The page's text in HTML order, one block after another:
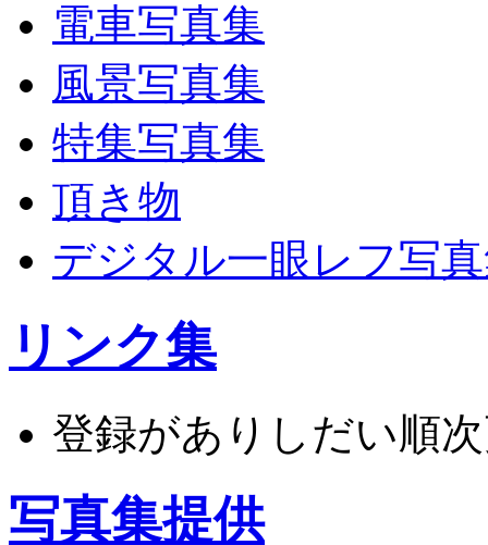
電車写真集
風景写真集
特集写真集
頂き物
デジタル一眼レフ写
リンク集
登録がありしだい順
写真集提供